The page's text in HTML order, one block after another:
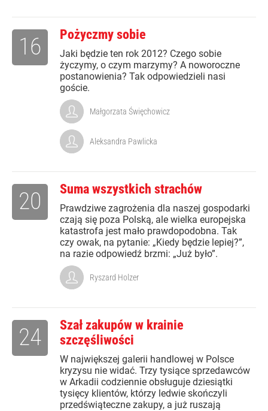
Pożyczmy sobie
Jaki będzie ten rok 2012? Czego sobie
życzymy, o czym marzymy? A noworoczne
postanowienia? Tak odpowiedzieli nasi
goście.
16
Małgorzata Święchowicz
Aleksandra Pawlicka
Suma wszystkich strachów
Prawdziwe zagrożenia dla naszej gospodarki
czają się poza Polską, ale wielka europejska
katastrofa jest mało prawdopodobna. Tak
czy owak, na pytanie: „Kiedy będzie lepiej?”,
na razie odpowiedź brzmi: „Już było”.
20
Ryszard Holzer
Szał zakupów w krainie
szczęśliwości
W największej galerii handlowej w Polsce
kryzysu nie widać. Trzy tysiące sprzedawców
w Arkadii codziennie obsługuje dziesiątki
tysięcy klientów, którzy ledwie skończyli
przedświąteczne zakupy, a już ruszają
24